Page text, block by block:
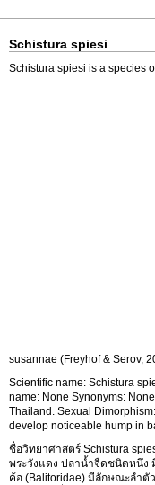
Schistura spiesi
Schistura spiesi is a species
susannae (Freyhof & Serov,
Scientific name: Schistura
name: None Synonyms:
Thailand. Sexual
develop noticeable hump in
ชื่อวิทยาศาสตร์ Schistura
พระวังแดง ปลาน้ำจืดชนิดหนึ่ง
ค้อ (Balitoridae) มีลักษณะลำตั